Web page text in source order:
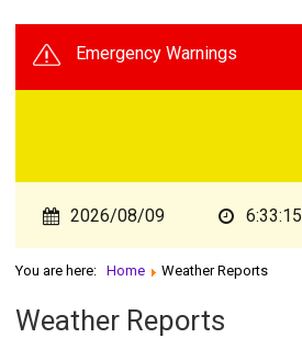
Emergency Warnings
2026/08/09 6:33:15
You are here: Home Weather Reports
Weather Reports